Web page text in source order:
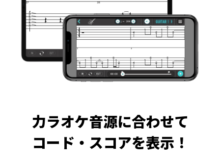
力ラオケ音源に合わせて
コード・スコアを表示！